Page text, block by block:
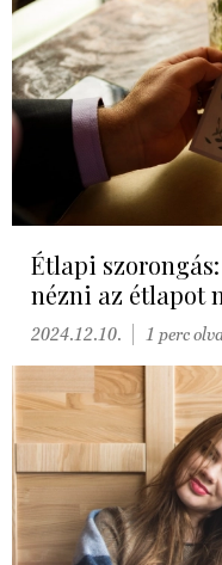
Étlapi
nézni az étlapot
2024.12.10. 1 perc